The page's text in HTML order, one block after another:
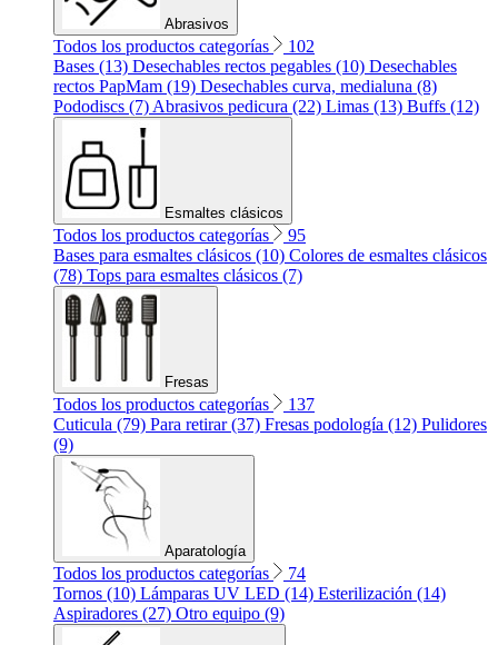
Abrasivos
Todos los productos categorías
102
Bases (13) Desechables rectos pegables (10) Desechables
rectos PapMam (19) Desechables curva, medialuna (8)
Pododiscs (7) Abrasivos pedicura (22) Limas (13) Buffs (12)
Esmaltes clásicos
Todos los productos categorías
95
Bases para esmaltes clásicos (10) Colores de esmaltes clásicos
(78) Tops para esmaltes clásicos (7)
Fresas
Todos los productos categorías
137
Cuticula (79) Para retirar (37) Fresas podología (12) Pulidores
(9)
Aparatología
Todos los productos categorías
74
Tornos (10) Lámparas UV LED (14) Esterilización (14)
Aspiradores (27) Otro equipo (9)